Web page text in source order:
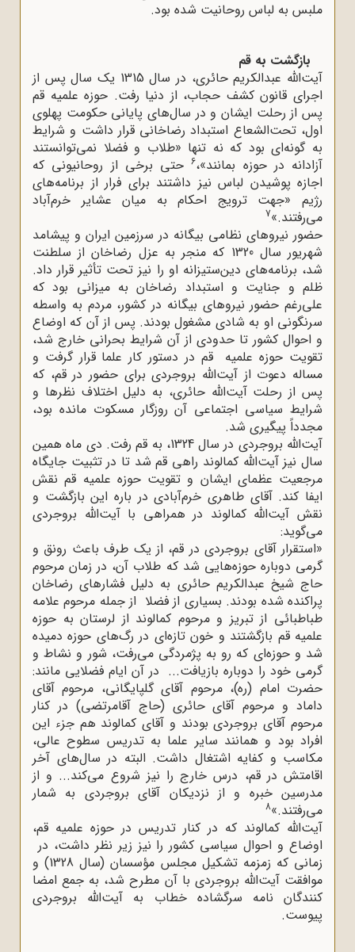
ملبس به لباس روحانیت شده بود.
بازگشت به قم
آیت‌الله عبدالکریم حائری، در سال 1315 یک سال پس از
اجرای قانون کشف حجاب، از دنیا رفت. حوزه علمیه قم
پس از رحلت ایشان و در سال‌های پایانی حکومت پهلوی
اول، تحت‌الشعاع استبداد رضاخانی قرار داشت و شرایط
به گونه‌ای بود که نه تنها «طلاب و فضلا نمی‌توانستند
آزادانه در حوزه بمانند»،6حتی برخی از روحانیونی که
اجازه پوشیدن لباس نیز داشتند برای فرار از برنامه‌های
رژیم «جهت ترویج احکام به میان عشایر خرم‌آباد
می‌رفتند.»7
حضور نیروهای نظامی بیگانه در سرزمین ایران و پیشامد
شهریور سال 1320 که منجر به عزل رضاخان از سلطنت
شد، برنامه‌های دین‌ستیزانه او را نیز تحت تأثیر قرار داد.
ظلم و جنایت و استبداد رضاخان به میزانی بود که
علی‌رغم حضور نیروهای بیگانه در کشور، مردم به واسطه
سرنگونی او به شادی مشغول بودند. پس از آن که اوضاع
و احوال کشور تا حدودی از آن شرایط بحرانی خارج شد،
تقویت حوزه علمیه قم در دستور کار علما قرار گرفت و
مساله دعوت از آیت‌الله بروجردی برای حضور در قم، که
پس از رحلت آیت‌الله حائری، به دلیل اختلاف نظرها و
شرایط سیاسی اجتماعی آن روزگار مسکوت مانده بود،
مجدداً پیگیری شد.
آیت‌الله بروجردی در سال 1324، به قم رفت. دی ماه همین
سال نیز آیت‌الله کمالوند راهی قم شد تا در تثبیت جایگاه
مرجعیت عظمای ایشان و تقویت حوزه علمیه قم نقش
ایفا کند. آقای طاهری خرم‌آبادی در باره این بازگشت و
نقش آیت‌الله کمالوند در همراهی با آیت‌الله بروجردی
می‌گوید:
«استقرار آقای بروجردی در قم، از یک طرف باعث رونق و
گرمی دوباره حوزه‌هایی شد که طلاب آن، در زمان مرحوم
حاج شیخ عبدالکریم حائری به دلیل فشارهای رضاخان
پراکنده شده بودند. بسیاری از فضلا از جمله مرحوم علامه
طباطبائی از تبریز و مرحوم کمالوند از لرستان به حوزه
علمیه قم بازگشتند و خون تازه‌ای در رگ‌های حوزه دمیده
شد و حوزه‌ای که رو به پژمردگی می‌رفت، شور و نشاط و
گرمی خود را دوباره بازیافت... در آن ایام فضلایی مانند:
حضرت امام (ره)، مرحوم آقای گلپایگانی، مرحوم آقای
داماد و مرحوم آقای حائری (حاج آقامرتضی) در کنار
مرحوم آقای بروجردی بودند و آقای کمالوند هم جزء این
افراد بود و همانند سایر علما به تدریس سطوح عالی،
مکاسب و کفایه اشتغال داشت. البته در سال‌های آخر
اقامتش در قم، درس خارج را نیز شروع می‌کند... و از
مدرسین خبره و از نزدیکان آقای بروجردی به شمار
می‌رفتند.»8
آیت‌الله کمالوند که در کنار تدریس در حوزه علمیه قم،
اوضاع و احوال سیاسی کشور را نیز زیر نظر داشت، در
زمانی که زمزمه تشکیل مجلس مؤسسان (سال 1328) و
موافقت آیت‌الله بروجردی با آن مطرح شد، به جمع امضا
کنندگان نامه سرگشاده خطاب به آیت‌الله بروجردی
پیوست.